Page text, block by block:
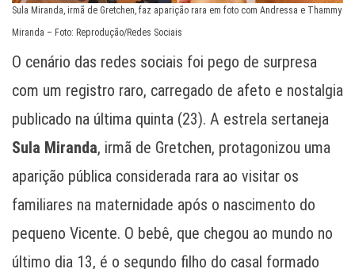
Sula Miranda, irmã de Gretchen, faz aparição rara em foto com Andressa e Thammy
Miranda – Foto: Reprodução/Redes Sociais
O cenário das redes sociais foi pego de surpresa
com um registro raro, carregado de afeto e nostalgia
publicado na última quinta (23). A estrela sertaneja
Sula Miranda, irmã de Gretchen, protagonizou uma
aparição pública considerada rara ao visitar os
familiares na maternidade após o nascimento do
pequeno Vicente. O bebê, que chegou ao mundo no
último dia 13, é o segundo filho do casal formado